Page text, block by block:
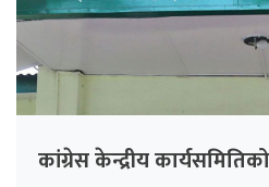
कांग्रेस केन्द्रीय